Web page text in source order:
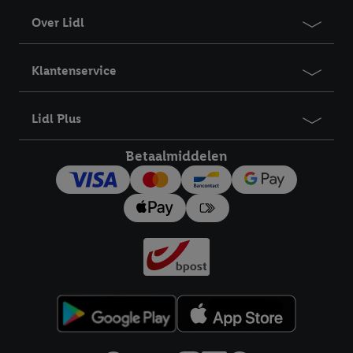
Over Lidl
Klantenservice
Lidl Plus
Betaalmiddelen